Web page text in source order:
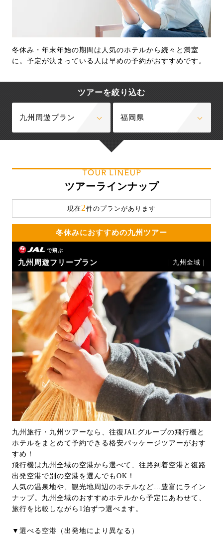
冬休み・年末年始の期間は人気のホテルから続々と満室
に。予定が決まっている人は早めの予約がおすすめです。
ツアーを絞り込む
九州周遊プラン 福岡県
TOUR LINEUP
ツアーラインナップ
現在2件のプランがあります
冬休みにおすすめの九州ツアー
で飛ぶ
九州周遊フリープラン ｜九州全域｜
九州旅行・九州ツアーなら、往復JALグループの飛行機と
ホテルをまとめて予約できる格安パッケージツアーがおす
すめ！
飛行機は九州全域の空港から選べて、往路到着空港と復路
出発空港で別の空港を選んでもOK！
人気の温泉地や、観光地周辺のホテルなど…豊富にライン
ナップ。九州全域のおすすめホテルから予定にあわせて、
旅行を比較しながら1泊ずつ選べます。
▼選べる空港（出発地により異なる）